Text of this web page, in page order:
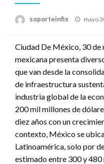
soporteinfix mayo
Ciudad De México, 30 de
mexicana presenta
que van desde la
de infraestructura
industria global de la
200 mil millones de
diez años con un
contexto, México se
Latinoamérica, solo por
estimado entre 300 y